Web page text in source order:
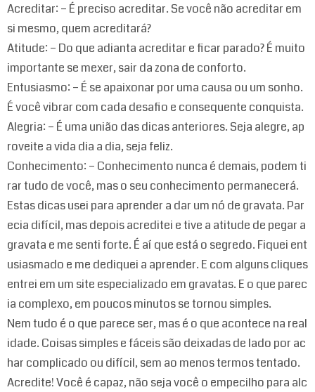
Acreditar: – É preciso acreditar. Se você não acreditar em
si mesmo, quem acreditará?
Atitude: – Do que adianta acreditar e ficar parado? É muito
importante se mexer, sair da zona de conforto.
Entusiasmo: – É se apaixonar por uma causa ou um sonho.
É você vibrar com cada desafio e consequente conquista.
Alegria: – É uma união das dicas anteriores. Seja alegre, ap
roveite a vida dia a dia, seja feliz.
Conhecimento: – Conhecimento nunca é demais, podem ti
rar tudo de você, mas o seu conhecimento permanecerá.
Estas dicas usei para aprender a dar um nó de gravata. Par
ecia difícil, mas depois acreditei e tive a atitude de pegar a
gravata e me senti forte. É aí que está o segredo. Fiquei ent
usiasmado e me dediquei a aprender. E com alguns cliques
entrei em um site especializado em gravatas. E o que parec
ia complexo, em poucos minutos se tornou simples.
Nem tudo é o que parece ser, mas é o que acontece na real
idade. Coisas simples e fáceis são deixadas de lado por ac
har complicado ou difícil, sem ao menos termos tentado.
Acredite! Você é capaz, não seja você o empecilho para alc